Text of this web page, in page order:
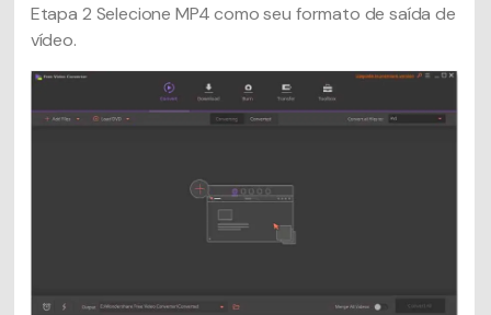
Etapa 2 Selecione MP4 como seu formato de saída de
vídeo.